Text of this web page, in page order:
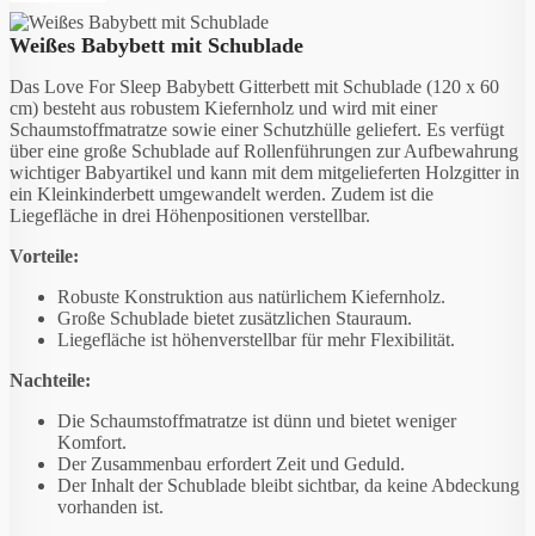
Weißes Babybett mit Schublade
Das Love For Sleep Babybett Gitterbett mit Schublade (120 x 60
cm) besteht aus robustem Kiefernholz und wird mit einer
Schaumstoffmatratze sowie einer Schutzhülle geliefert. Es verfügt
über eine große Schublade auf Rollenführungen zur Aufbewahrung
wichtiger Babyartikel und kann mit dem mitgelieferten Holzgitter in
ein Kleinkinderbett umgewandelt werden. Zudem ist die
Liegefläche in drei Höhenpositionen verstellbar.
Vorteile:
Robuste Konstruktion aus natürlichem Kiefernholz.
Große Schublade bietet zusätzlichen Stauraum.
Liegefläche ist höhenverstellbar für mehr Flexibilität.
Nachteile:
Die Schaumstoffmatratze ist dünn und bietet weniger
Komfort.
Der Zusammenbau erfordert Zeit und Geduld.
Der Inhalt der Schublade bleibt sichtbar, da keine Abdeckung
vorhanden ist.